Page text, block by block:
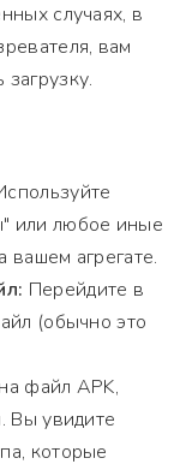
случаях, в
вам
или любое иные
вашем агрегате.
Перейдите в
(обычно это
файл APK,
Вы увидите
которые